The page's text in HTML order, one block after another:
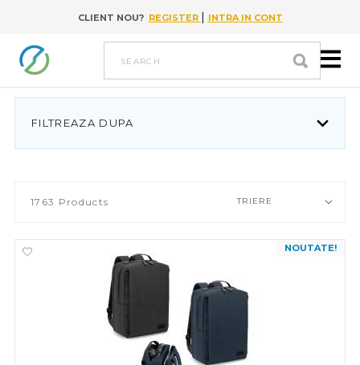
Go to content
CLIENT NOU? REGISTER | INTRA IN CONT
search
FILTREAZA DUPA
1763 Products TRIERE
NOUTATE!